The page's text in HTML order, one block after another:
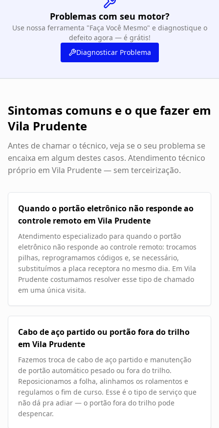
Problemas com seu motor?
Use nossa ferramenta "Faça Você Mesmo" e diagnostique o
defeito agora — é grátis!
Diagnosticar Problema
Sintomas comuns e o que fazer em
Vila Prudente
Antes de chamar o técnico, veja se o seu problema se
encaixa em algum destes casos. Atendimento técnico
próprio em Vila Prudente— sem terceirização.
Quando o portão eletrônico não responde ao
controle remoto em Vila Prudente
Atendimento especializado para quando o portão
eletrônico não responde ao controle remoto: trocamos
pilhas, reprogramamos códigos e, se necessário,
substituímos a placa receptora no mesmo dia. Em Vila
Prudente costumamos resolver esse tipo de chamado
em uma única visita.
Cabo de aço partido ou portão fora do trilho
em Vila Prudente
Fazemos troca de cabo de aço partido e manutenção
de portão automático pesado ou fora do trilho.
Reposicionamos a folha, alinhamos os rolamentos e
regulamos o fim de curso. Esse é o tipo de serviço que
não dá pra adiar — o portão fora do trilho pode
despencar.